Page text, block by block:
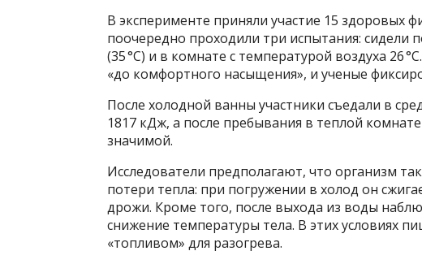
В эксперименте приняли участие 15 здоровых
поочередно проходили три испытания: сидели
(35 °C) и в комнате с температурой воздуха 26
«до комфортного насыщения», и ученые
После холодной ванны участники съедали в
1817 кДж, а после пребывания в теплой
значимой.
Исследователи предполагают, что организм
потери тепла: при погружении в холод он
дрожи. Кроме того, после выхода из воды
снижение температуры тела. В этих условиях
«топливом» для разогрева.